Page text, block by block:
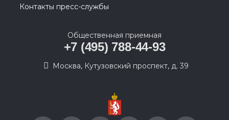
Контакты пресс-службы
Общественная приемная
+7 (495) 788-44-93
Москва, Кутузовский проспект, д. 39